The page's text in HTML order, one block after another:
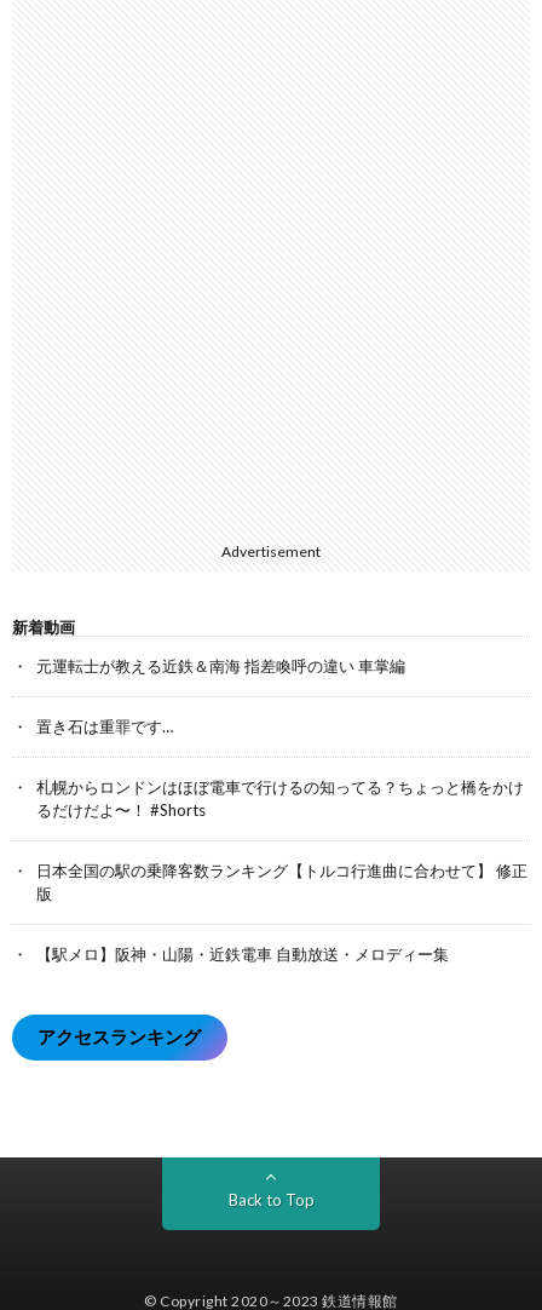
Advertisement
新着動画
元運転士が教える近鉄＆南海 指差喚呼の違い 車掌編
置き石は重罪です…
札幌からロンドンはほぼ電車で行けるの知ってる？ちょっと橋をかけ
るだけだよ〜！ #Shorts
日本全国の駅の乗降客数ランキング【トルコ行進曲に合わせて】 修正
版
【駅メロ】阪神・山陽・近鉄電車 自動放送・メロディー集
アクセスランキング
Back to Top
© Copyright 2020～2023鉄道情報館